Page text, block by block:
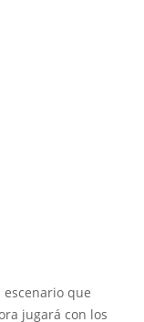
que
jugará con los